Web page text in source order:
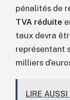
pénalités de
TVA réduite
taux devra
représentant
milliers
LIRE AUSSI